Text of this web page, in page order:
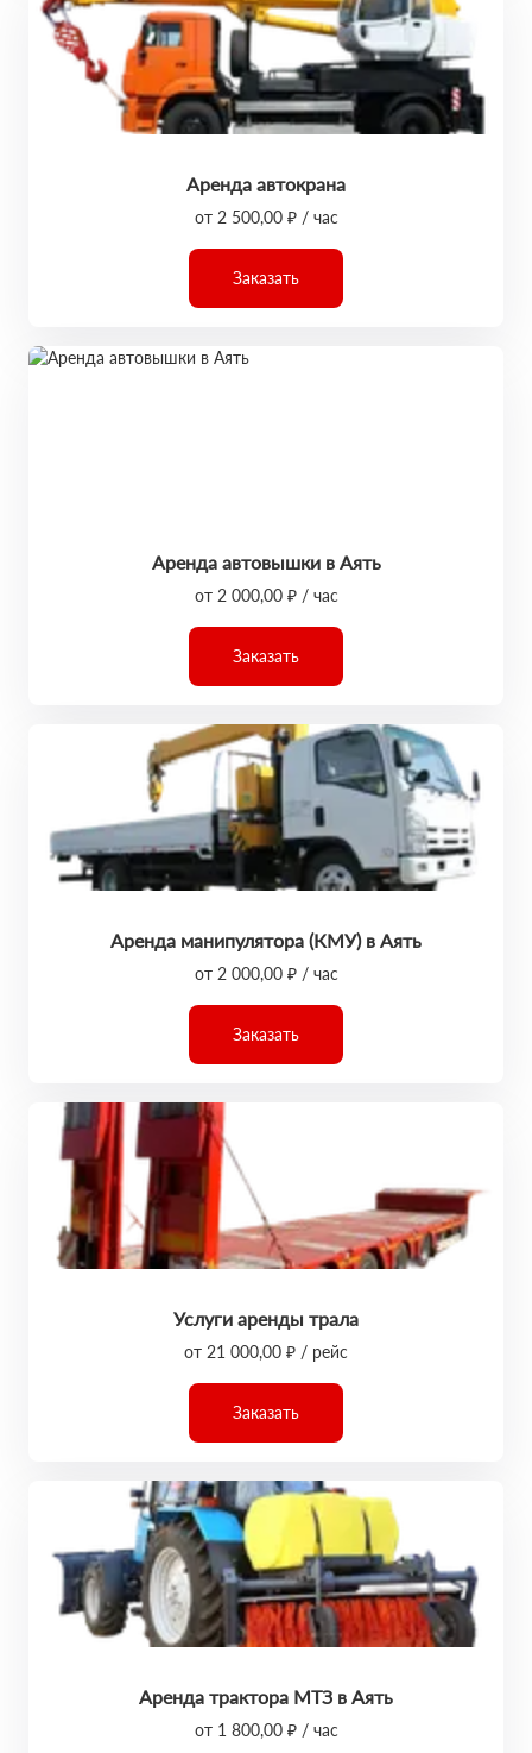
Аренда автокрана
от 2 500,00 ₽ / час
Заказать
Аренда автовышки в Аять
от 2 000,00 ₽ / час
Заказать
Аренда манипулятора (КМУ) в Аять
от 2 000,00 ₽ / час
Заказать
Услуги аренды трала
от 21 000,00 ₽ / рейс
Заказать
Аренда трактора МТЗ в Аять
от 1 800,00 ₽ / час